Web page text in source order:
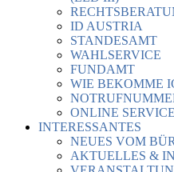
ID AUSTRIA
STANDESAMT
WAHLSERVICE
FUNDAMT
WIE BEKOMME
ONLINE
INTERESSANTES
NEUES VOM
AKTUELLES &